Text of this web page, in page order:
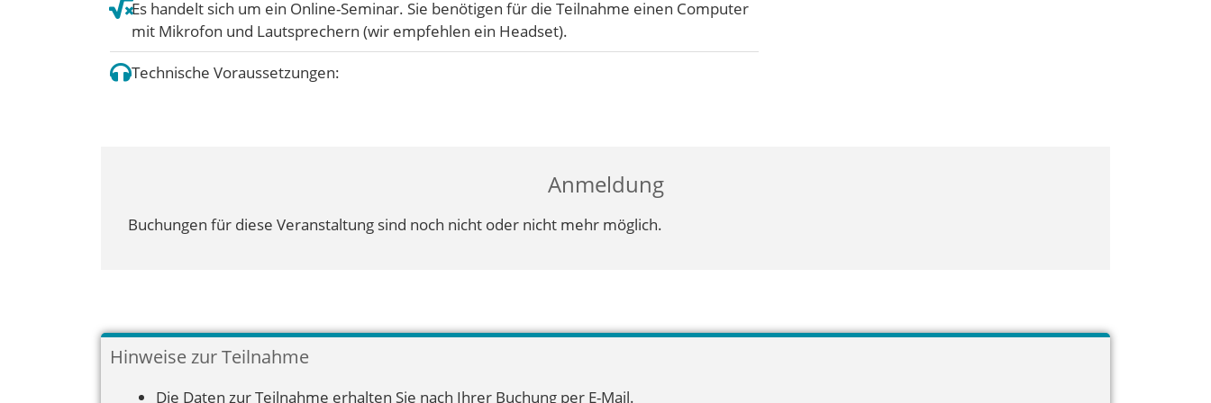
Es handelt sich um ein Online-Seminar. Sie benötigen für die Teilnahme einen Computer
mit Mikrofon und Lautsprechern (wir empfehlen ein Headset).
Technische Voraussetzungen:
Anmeldung
Buchungen für diese Veranstaltung sind noch nicht oder nicht mehr möglich.
Hinweise zur Teilnahme
Die Daten zur Teilnahme erhalten Sie nach Ihrer Buchung per E-Mail.